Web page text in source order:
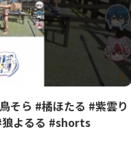
そら #橘ほたる #紫雲り
狼よるる #shorts